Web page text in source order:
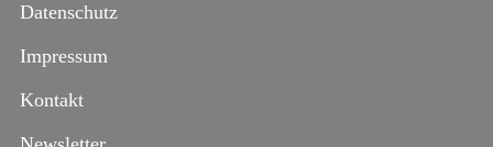
Datenschutz
Impressum
Kontakt